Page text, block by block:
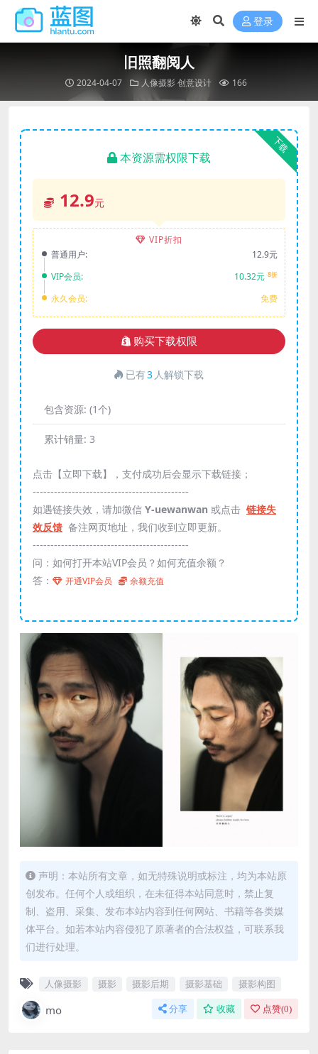
登录
旧照翻阅人
2024-04-07 人像摄影创意设计 166
下载
本资源需权限下载
12.9元
VIP折扣
普通用户:
12.9元
VIP会员:
10.32元 8折
永久会员: 免费
购买下载权限
已有3 人解锁下载
包含资源: (1个)
累计销量: 3
点击【立即下载】，支付成功后会显示下载链接；
--------------------------------------------
如遇链接失效，请加微信 Y-uewanwan 或点击 链接失
效反馈 备注网页地址，我们收到立即更新。
--------------------------------------------
问：如何打开本站VIP会员？如何充值余额？
答：
开通VIP会员 余额充值
声明：本站所有文章，如无特殊说明或标注，均为本站原
创发布。任何个人或组织，在未征得本站同意时，禁止复
制、盗用、采集、发布本站内容到任何网站、书籍等各类媒
体平台。如若本站内容侵犯了原著者的合法权益，可联系我
们进行处理。
人像摄影 摄影 摄影后期 摄影基础 摄影构图
mo 分享 收藏 点赞(0)